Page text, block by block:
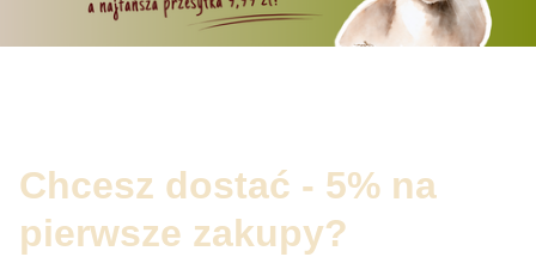
Chcesz dostać - 5% na
pierwsze zakupy?